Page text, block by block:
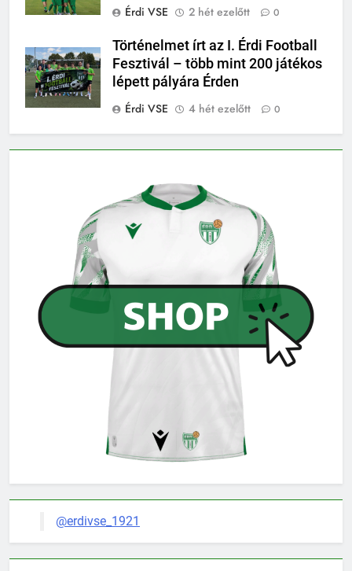
Érdi VSE 2 hét ezelőtt 0
Történelmet írt az I. Érdi Football
Fesztivál – több mint 200 játékos
lépett pályára Érden
Érdi VSE
4 hét ezelőtt 0
@erdivse_1921